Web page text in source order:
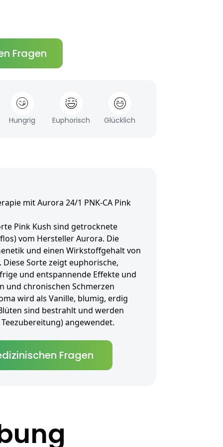
Fragen
Hungrig Euphorisch Glücklich
mit Aurora 24/1 PNK-CA Pink
Pink Kush sind getrocknete
vom Hersteller Aurora. Die
und einen Wirkstoffgehalt von
Diese Sorte zeigt euphorische,
und entspannende Effekte und
und chronischen Schmerzen
wird als Vanille, blumig, erdig
sind bestrahlt und werden
angewendet.
Fragen